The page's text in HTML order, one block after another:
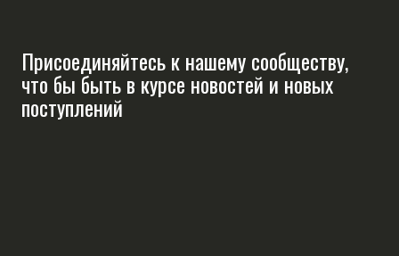
Присоединяйтесь к нашему сообществу,
что бы быть в курсе новостей и новых
поступлений